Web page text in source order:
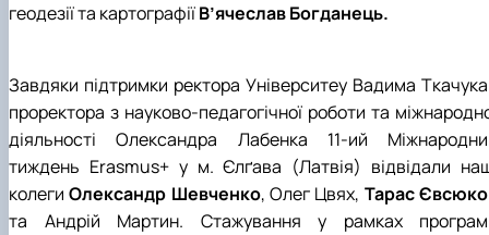
геодезії та картографіїВ’ячеслав Богданець.
Завдяки підтримки ректора Університеу Вадима Ткачука
проректора з науково-педагогічної роботи та
діяльності Олександра Лабенка 11-ий
тиждень Erasmus+ у м. Єлґава (Латвія) відвідали
колегиОлександр Шевченко, Олег Цвях, Тарас
та Андрій Мартин. Стажування у рамках